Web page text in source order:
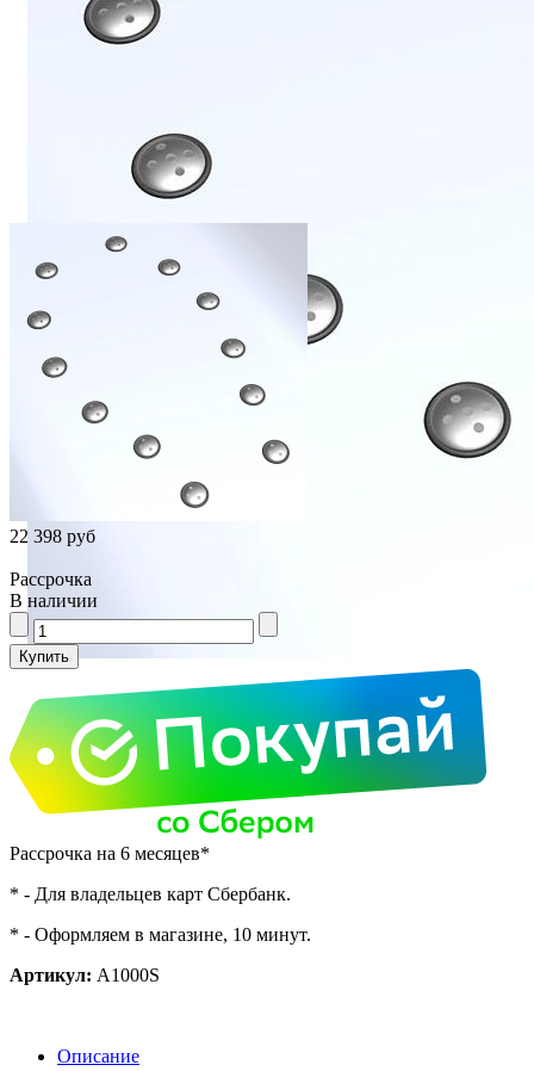
22 398 руб
Рассрочка
В наличии
Рассрочка на 6 месяцев*
* - Для владельцев карт Сбербанк.
* - Оформляем в магазине, 10 минут.
Артикул: A1000S
Описание